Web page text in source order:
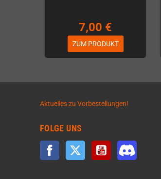
7,00 €
ZUM PRODUKT
Aktuelles zu Vorbestellungen!
FOLGE UNS
Facebook Twitter YouTube